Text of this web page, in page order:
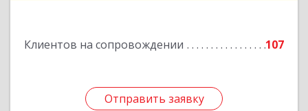
Клиентов на сопровождении 107
Отправить заявку
Отправить заявку